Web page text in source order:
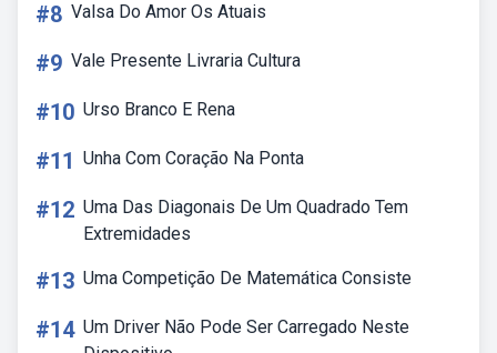
#8 Valsa Do Amor Os Atuais
#9 Vale Presente Livraria Cultura
#10 Urso Branco E Rena
#11 Unha Com Coração Na Ponta
#12 Uma Das Diagonais De Um Quadrado Tem
Extremidades
#13 Uma Competição De Matemática Consiste
#14 Um Driver Não Pode Ser Carregado Neste